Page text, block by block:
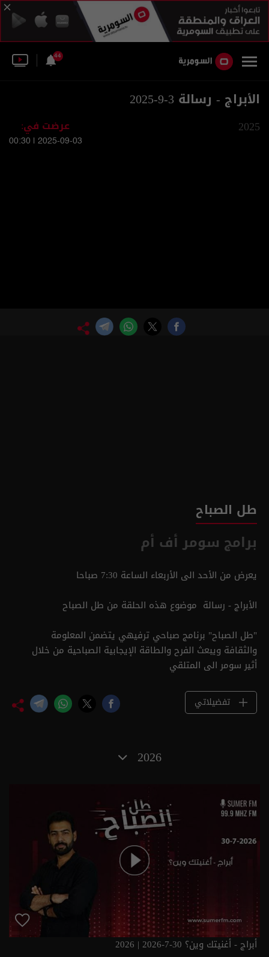
44
الأبراج - رسالة 3-9-2025
2025 عرضت في:
2025-09-03 | 00:30
طل الصباح
برامج سومر أف أم
يعرض من الأحد الى الأربعاء الساعة 7:30 صباحا
الأبراج - رسالة موضوع هذه الحلقة من طل الصباح
"طل الصباح" برنامج صباحي ترفيهي ‏يتضمن ‏المعلومة
والثقافة ويبعث الفرح والطاقة الإيجابية الصباحية من خلال ‏
أثير سومر الى المتلقي ‏
تفضيلاتي
2026
أبراج - أغنيتك وين؟ 30-7-2026 | 2026